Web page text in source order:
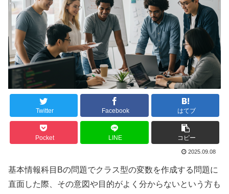
Twitter Facebook はてブ
Pocket LINE コピー
2025.09.08
基本情報科目Bの問題でクラス型の変数を作成する問題に
直面した際、その意図や目的がよく分からないという方も